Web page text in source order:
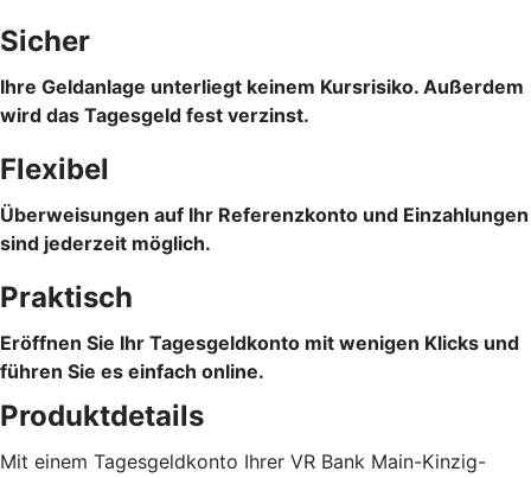
Sicher
Ihre Geldanlage unterliegt keinem Kursrisiko. Außerdem
wird das Tagesgeld fest verzinst.
Flexibel
Überweisungen auf Ihr Referenzkonto und Einzahlungen
sind jederzeit möglich.
Praktisch
Eröffnen Sie Ihr Tagesgeldkonto mit wenigen Klicks und
führen Sie es einfach online.
Produktdetails
Mit einem Tagesgeldkonto Ihrer VR Bank Main-Kinzig-